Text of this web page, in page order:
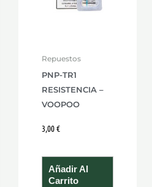
Repuestos
PNP-TR1
RESISTENCIA –
VOOPOO
3,00€
Añadir Al
Carrito